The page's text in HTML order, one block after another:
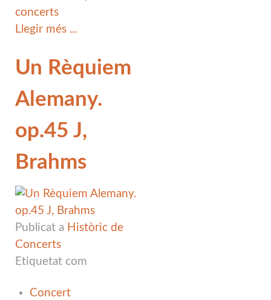
concerts
Llegir més ...
Un Rèquiem
Alemany.
op.45 J,
Brahms
Publicat a Històric de
Concerts
Etiquetat com
Concert